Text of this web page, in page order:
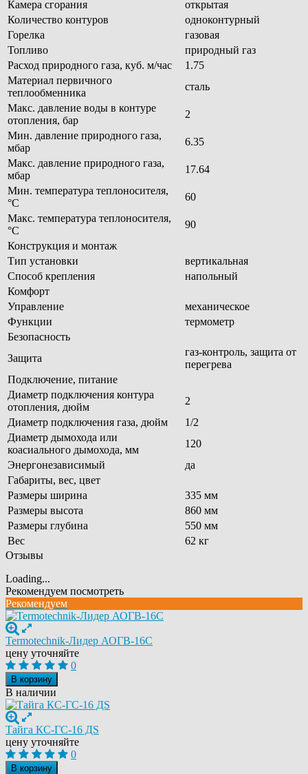
Камера сгорания
открытая
Количество контуров
одноконтурный
Горелка
газовая
Топливо
природный газ
Расход природного газа, куб. м/час
1.75
Материал первичного
теплообменника
сталь
Макс. давление воды в контуре
отопления, бар
2
Мин. давление природного газа,
мбар
6.35
Макс. давление природного газа,
мбар
17.64
Мин. температура теплоносителя,
°С
60
Макс. температура теплоносителя,
°С
90
Конструкция и монтаж
Тип установки
вертикальная
Способ крепления
напольный
Комфорт
Управление
механическое
Функции
термометр
Безопасность
Защита
газ-контроль, защита от
перегрева
Подключение, питание
Диаметр подключения контура
отопления, дюйм
2
Диаметр подключения газа, дюйм
1/2
Диаметр дымохода или
коасиального дымохода, мм
120
Энергонезависимый
да
Габариты, вес, цвет
Размеры ширина
335 мм
Размеры высота
860 мм
Размеры глубина
550 мм
Вес
62 кг
Отзывы
Loading...
Рекомендуем посмотреть
Рекомендуем
Termotechnik-Лидер АОГВ-16С
цену уточняйте
0
В корзину
В наличии
Тайга КС-ГС-16 ДS
цену уточняйте
0
В корзину